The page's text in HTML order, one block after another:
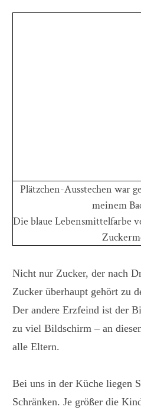
Plätzchen-Ausstechen war
meinem
Die blaue Lebensmittelfarbe
Nicht nur Zucker, der nach
Zucker überhaupt gehört zu
Der andere Erzfeind ist der
zu viel Bildschirm – an
alle Eltern.
Bei uns in der Küche liegen
Schränken. Je größer die